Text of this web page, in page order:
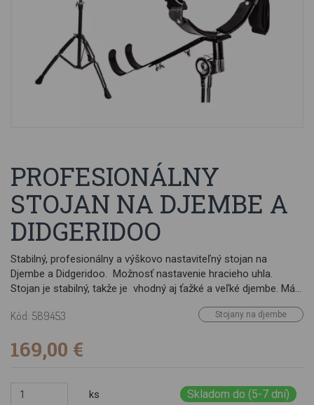
PROFESIONÁLNY
STOJAN NA DJEMBE A
DIDGERIDOO
Stabilný, profesionálny a výškovo nastaviteľný stojan na
Djembe a Didgeridoo. Možnosť nastavenie hracieho uhla.
Stojan je stabilný, takže je vhodný aj ťažké a veľké djembe. Má
Kód: 589453 Stojany na djembe
169,00 €
ks Skladom do (5-7 dní)